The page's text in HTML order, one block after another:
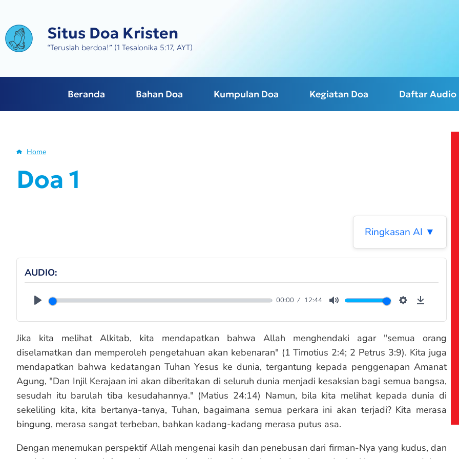
main
content
Situs Doa Kristen
“Teruslah berdoa!” (1 Tesalonika 5:17, AYT)
Beranda Bahan Doa Kumpulan Doa Kegiatan Doa Daftar Audio
Home
Doa 1
Ringkasan AI ▼
AUDIO
00:00 12:44
Jika kita melihat Alkitab, kita mendapatkan bahwa Allah menghendaki agar "semua orang
diselamatkan dan memperoleh pengetahuan akan kebenaran" (1 Timotius 2:4; 2 Petrus 3:9). Kita juga
mendapatkan bahwa kedatangan Tuhan Yesus ke dunia, tergantung kepada penggenapan Amanat
Agung, "Dan Injil Kerajaan ini akan diberitakan di seluruh dunia menjadi kesaksian bagi semua bangsa,
sesudah itu barulah tiba kesudahannya." (Matius 24:14) Namun, bila kita melihat kepada dunia di
sekeliling kita, kita bertanya-tanya, Tuhan, bagaimana semua perkara ini akan terjadi? Kita merasa
bingung, merasa sangat terbeban, bahkan kadang-kadang merasa putus asa.
Dengan menemukan perspektif Allah mengenai kasih dan penebusan dari firman-Nya yang kudus, dan